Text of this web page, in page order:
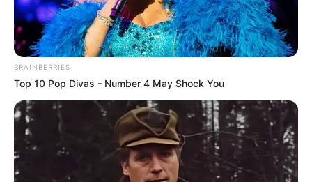
BRAINBERRIES
Top 10 Pop Divas - Number 4 May Shock You